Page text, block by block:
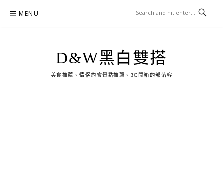
MENU
D&W黑白雙搭
美食推薦、情侶約會景點推薦、3C開箱的部落客